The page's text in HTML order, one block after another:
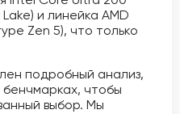
и линейка AMD
Zen 5), что только
подробный анализ,
чтобы
выбор. Мы